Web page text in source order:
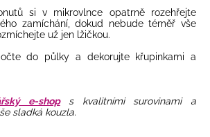
si v mikrovlnce opatrně rozehřejte
zamíchání, dokud nebude téměř vše
už jen lžičkou.
do půlky a dekorujte křupinkami a
e-shops kvalitními surovinami a
sladká kouzla.